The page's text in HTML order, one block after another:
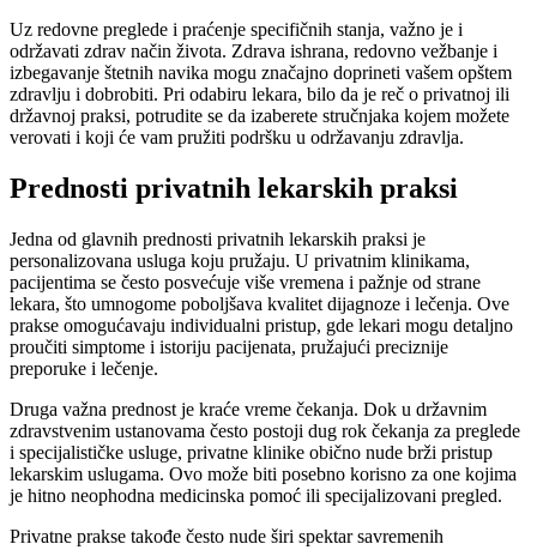
Uz redovne preglede i praćenje specifičnih stanja, važno je i
održavati zdrav način života. Zdrava ishrana, redovno vežbanje i
izbegavanje štetnih navika mogu značajno doprineti vašem opštem
zdravlju i dobrobiti. Pri odabiru lekara, bilo da je reč o privatnoj ili
državnoj praksi, potrudite se da izaberete stručnjaka kojem možete
verovati i koji će vam pružiti podršku u održavanju zdravlja.
Prednosti privatnih lekarskih praksi
Jedna od glavnih prednosti privatnih lekarskih praksi je
personalizovana usluga koju pružaju. U privatnim klinikama,
pacijentima se često posvećuje više vremena i pažnje od strane
lekara, što umnogome poboljšava kvalitet dijagnoze i lečenja. Ove
prakse omogućavaju individualni pristup, gde lekari mogu detaljno
proučiti simptome i istoriju pacijenata, pružajući preciznije
preporuke i lečenje.
Druga važna prednost je kraće vreme čekanja. Dok u državnim
zdravstvenim ustanovama često postoji dug rok čekanja za preglede
i specijalističke usluge, privatne klinike obično nude brži pristup
lekarskim uslugama. Ovo može biti posebno korisno za one kojima
je hitno neophodna medicinska pomoć ili specijalizovani pregled.
Privatne prakse takođe često nude širi spektar savremenih